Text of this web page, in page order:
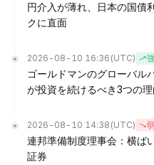
円介入が薄れ、日本の国債
クに直面
2026-08-10 16:36 (UTC)
ゴールドマンのグローバル
が投資を続けるべき3つの理
2026-08-10 14:38 (UTC)
連邦準備制度理事会：横ば
証券